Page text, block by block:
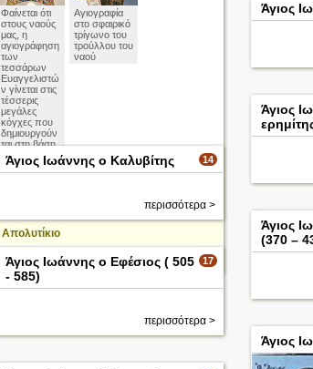
Φαίνεται ότι
στους ναούς
μας, η
αγιογράφηση
των
τεσσάρων
Ευαγγελιστώ
ν γίνεται στις
τέσσερις
μεγάλες
κόγχες που
δημιουργούν
ται στη βάση
των
τεσσάρων
τόξων, επί
Αγιογραφία
στο σφαιρικό
τρίγωνο του
τρούλλου του
ναού
Απολυτίκιο
περισσότερα >
Άγιος
Άγιος
14
Άγιος Ιωάννης ο Καλυβίτης
περισσότερα >
Άγιος
(370 –
17
Άγιος Ιωάννης ο Εφέσιος ( 505
- 585)
περισσότερα >
Άγιος